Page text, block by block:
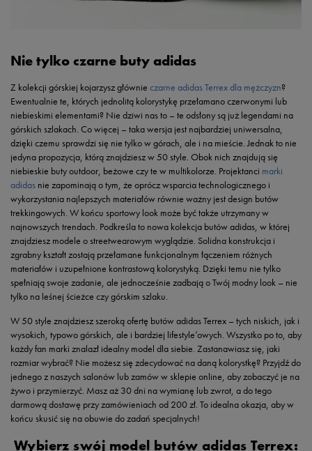
Nie tylko czarne buty adidas
Z kolekcji górskiej kojarzysz głównie czarne adidas Terrex dla mężczyzn?
Ewentualnie te, których jednolitą kolorystykę przełamano czerwonymi lub
niebieskimi elementami? Nie dziwi nas to – te odsłony są już legendami na
górskich szlakach. Co więcej – taka wersja jest najbardziej uniwersalna,
dzięki czemu sprawdzi się nie tylko w górach, ale i na mieście. Jednak to nie
jedyna propozycja, którą znajdziesz w 50 style. Obok nich znajdują się
niebieskie buty outdoor, beżowe czy te w multikolorze. Projektanci marki
adidas nie zapominają o tym, że oprócz wsparcia technologicznego i
wykorzystania najlepszych materiałów równie ważny jest design butów
trekkingowych. W końcu sportowy look może być także utrzymany w
najnowszych trendach. Podkreśla to nowa kolekcja butów adidas, w której
znajdziesz modele o streetwearowym wyglądzie. Solidna konstrukcja i
zgrabny kształt zostają przełamane funkcjonalnym łączeniem różnych
materiałów i uzupełnione kontrastową kolorystyką. Dzięki temu nie tylko
spełniają swoje zadanie, ale jednocześnie zadbają o Twój modny look – nie
tylko na leśnej ścieżce czy górskim szlaku.
W 50 style znajdziesz szeroką ofertę butów adidas Terrex – tych niskich, jak i
wysokich, typowo górskich, ale i bardziej lifestyle’owych. Wszystko po to, aby
każdy fan marki znalazł idealny model dla siebie. Zastanawiasz się, jaki
rozmiar wybrać? Nie możesz się zdecydować na daną kolorystkę? Przyjdź do
jednego z naszych salonów lub zamów w sklepie online, aby zobaczyć je na
żywo i przymierzyć. Masz aż 30 dni na wymianę lub zwrot, a do tego
darmową dostawę przy zamówieniach od 200 zł. To idealna okazja, aby w
końcu skusić się na obuwie do zadań specjalnych!
Wybierz swój model butów adidas Terrex: